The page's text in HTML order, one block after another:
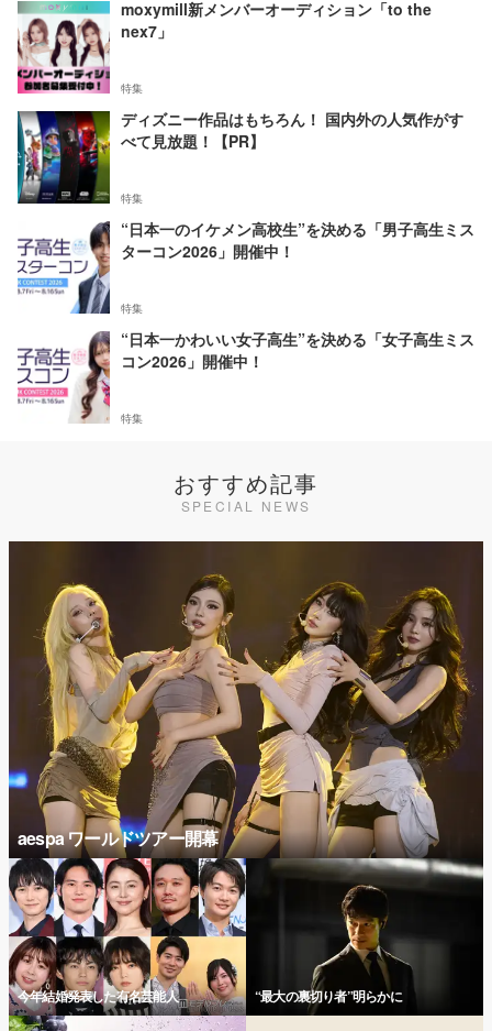
moxymill新メンバーオーディション「to the
nex7」
特集
ディズニー作品はもちろん！ 国内外の人気作がす
べて見放題！【PR】
特集
“日本一のイケメン高校生”を決める「男子高生ミス
ターコン2026」開催中！
特集
“日本一かわいい女子高生”を決める「女子高生ミス
コン2026」開催中！
特集
おすすめ記事
SPECIAL NEWS
aespa ワールドツアー開幕
今年結婚発表した有名芸能人 “最大の裏切り者”明らかに